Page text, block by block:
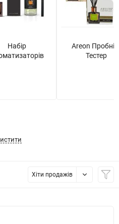
Набір
Areon
Тестер
Хіти продажів